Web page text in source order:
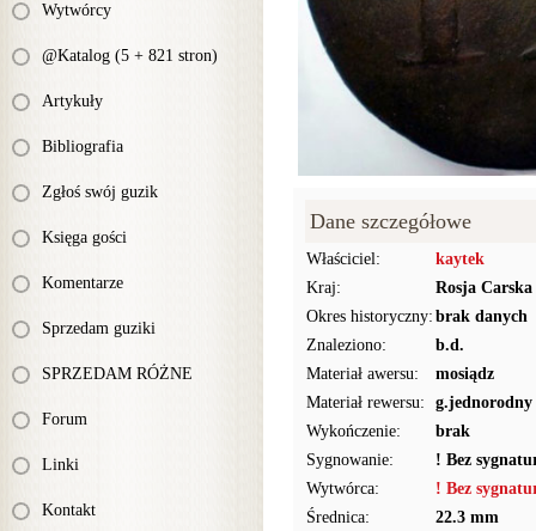
Wytwórcy
@Katalog (5 + 821 stron)
Artykuły
Bibliografia
Zgłoś swój guzik
Księga gości
Komentarze
Sprzedam guziki
SPRZEDAM RÓŻNE
Forum
Linki
Kontakt
Dane szczegółowe
Właściciel:
kaytek
Kraj:
Rosja Carska
Okres historyczny: brak danych
Znaleziono:
b.d.
Materiał awersu:
mosiądz
Materiał rewersu:
g.jednorodny
Wykończenie:
brak
Sygnowanie:
! Bez
Wytwórca:
! Bez
Średnica:
22.3 mm